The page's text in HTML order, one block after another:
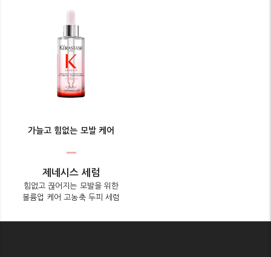
가늘고 힘없는 모발 케어
제네시스 세럼
힘없고 끊어지는 모발을 위한
볼륨업 케어 고농축 두피 세럼